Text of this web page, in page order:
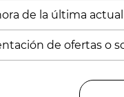
de la última
de ofertas o